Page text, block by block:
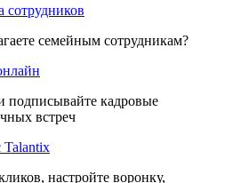
сотрудников
семейным сотрудникам?
подписывайте кадровые
встреч
Talantix
настройте воронку,